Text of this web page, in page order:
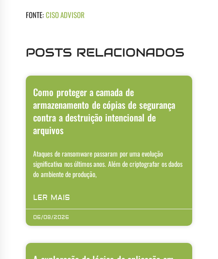
FONTE:CISO ADVISOR
POSTS RELACIONADOS
Como proteger a camada de
armazenamento de cópias de segurança
contra a destruição intencional de
arquivos
Ataques de ransomware passaram por uma evolução
significativa nos últimos anos. Além de criptografar os dados
do ambiente de produção,
LER MAIS
06/08/2026